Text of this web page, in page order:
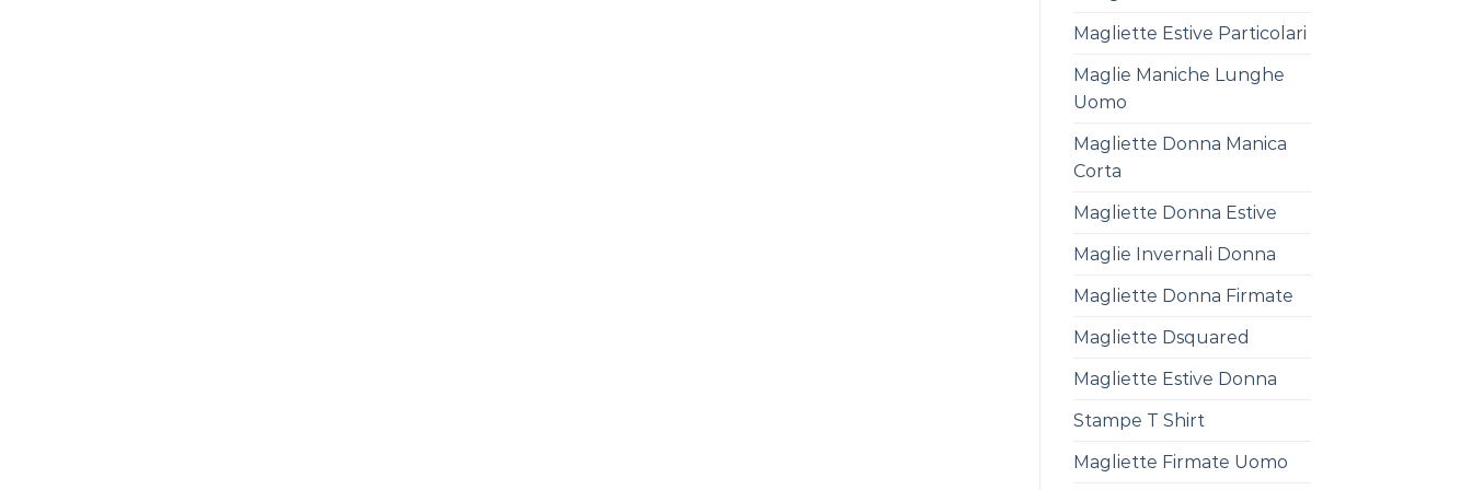
Magliette Estive Particolari
Maglie Maniche Lunghe
Uomo
Magliette Donna Manica
Corta
Magliette Donna Estive
Maglie Invernali Donna
Magliette Donna Firmate
Magliette Dsquared
Magliette Estive Donna
Stampe T Shirt
Magliette Firmate Uomo